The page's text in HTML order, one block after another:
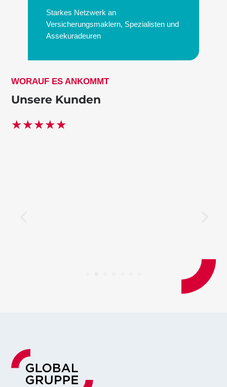
Starkes Netzwerk an
Versicherungsmaklern, Spezialisten und
Assekuradeuren
WORAUF ES ANKOMMT
Unsere Kunden
★★★★★